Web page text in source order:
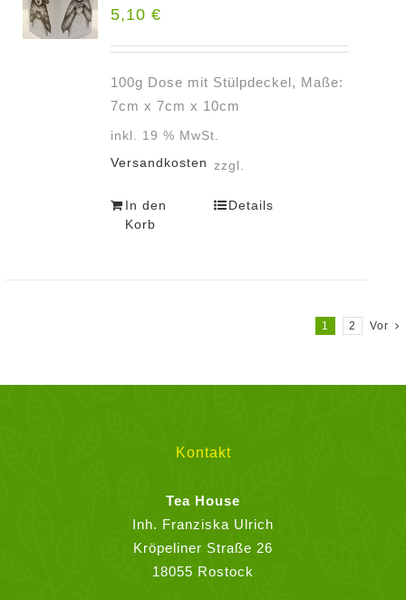
5,10€
100g Dose mit Stülpdeckel, Maße:
7cm x 7cm x 10cm
inkl. 19 % MwSt.
zzgl.
Versandkosten
In den
Korb
Details
1 2 Vor
Kontakt
Tea House
Inh. Franziska Ulrich
Kröpeliner Straße 26
18055 Rostock